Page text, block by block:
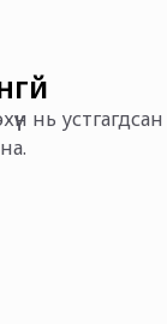
нь устгагдсан